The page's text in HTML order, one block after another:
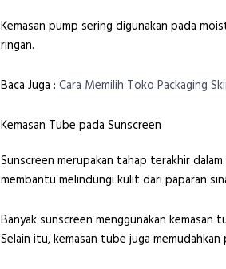
Kemasan pump sering digunakan pada
ringan.
Baca Juga :Cara Memilih Toko Packaging
Kemasan Tube pada Sunscreen
Sunscreen merupakan tahap terakhir
membantu melindungi kulit dari paparan
Banyak sunscreen menggunakan
Selain itu, kemasan tube juga